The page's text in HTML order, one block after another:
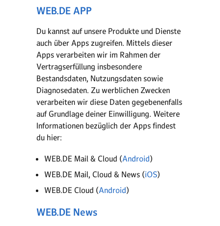
WEB.DE APP
Du kannst auf unsere Produkte und Dienste
auch über Apps zugreifen. Mittels dieser
Apps verarbeiten wir im Rahmen der
Vertragserfüllung insbesondere
Bestandsdaten, Nutzungsdaten sowie
Diagnosedaten. Zu werblichen Zwecken
verarbeiten wir diese Daten gegebenenfalls
auf Grundlage deiner Einwilligung. Weitere
Informationen bezüglich der Apps findest
du hier:
WEB.DE Mail & Cloud (Android)
WEB.DE Mail, Cloud & News (iOS)
WEB.DE Cloud (Android)
WEB.DE News